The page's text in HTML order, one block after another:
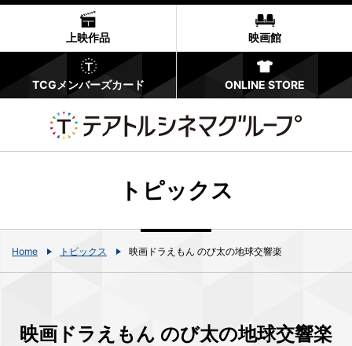
上映作品 映画館
TCGメンバーズカード ONLINE STORE
トピックス
Home トピックス 映画ドラえもん のび太の地球交響楽
映画ドラえもん のび太の地球交響楽